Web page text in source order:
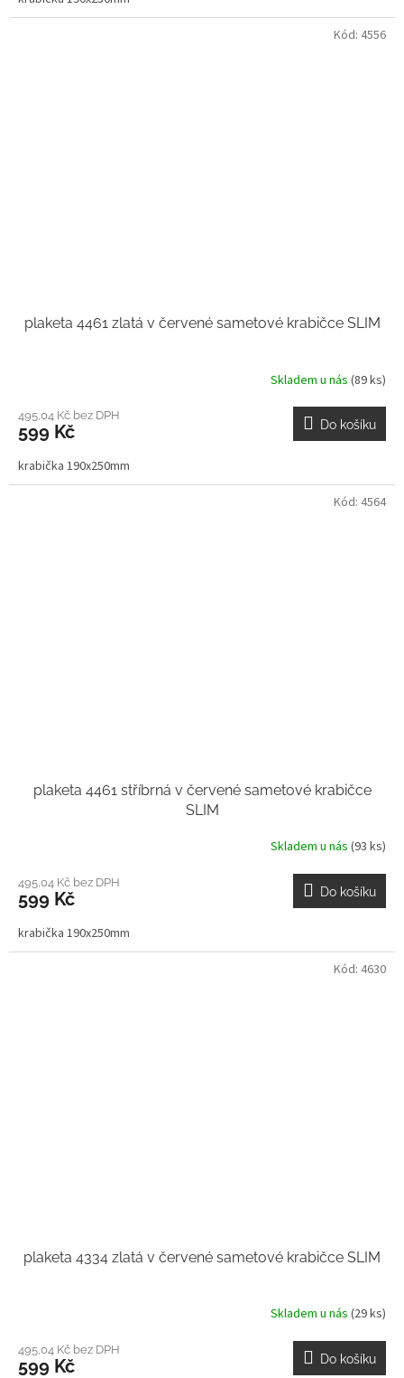
plaketa 4461 zlatá v červené sametové krabičce SLIM
Skladem u nás (89 ks)
495,04 Kč bez DPH
599 Kč Do košíku
krabička 190x250mm
Kód: 4556
plaketa 4461 stříbrná v červené sametové krabičce
SLIM
Skladem u nás (93 ks)
495,04 Kč bez DPH
599 Kč Do košíku
krabička 190x250mm
Kód: 4564
plaketa 4334 zlatá v červené sametové krabičce SLIM
Skladem u nás (29 ks)
495,04 Kč bez DPH
599 Kč Do košíku
Kód: 4630